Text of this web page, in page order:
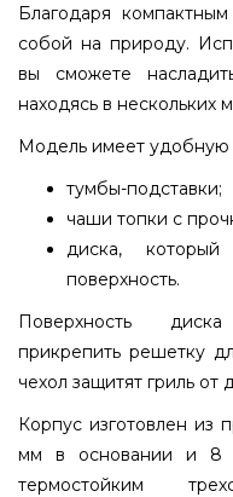
Благодаря
собой на природу.
вы сможете
находясь в нескольких
Модель имеет удобную
тумбы-подставки;
чаши топки с
диска, который
поверхность.
Поверхность
прикрепить решетку
чехол защитят гриль от
Корпус изготовлен из
мм в основании и 8
термостойким